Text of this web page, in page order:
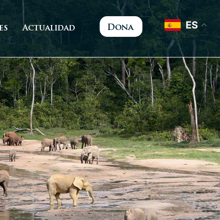
Actualidad Dona ES